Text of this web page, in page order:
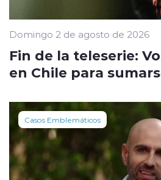
Domingo 2 de agosto de 2026
Fin de la teleserie:
en Chile para
Casos Emblemáticos